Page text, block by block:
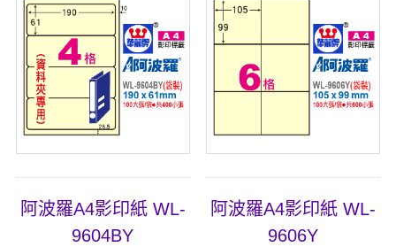
阿波羅A4影印紙 WL-
9604BY
阿波羅A4影印紙 WL-
9606Y